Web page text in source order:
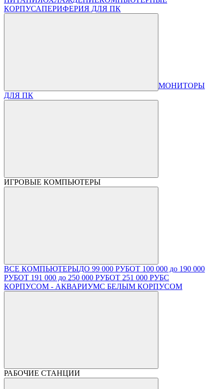
КОРПУСАПЕРИФЕРИЯ ДЛЯ ПК
МОНИТОРЫ
ДЛЯ ПК
ИГРОВЫЕ КОМПЬЮТЕРЫ
ВСЕ КОМПЬЮТЕРЫДО 99 000 РУБОТ 100 000 до 190 000
РУБОТ 191 000 до 250 000 РУБОТ 251 000 РУБС
КОРПУСОМ - АКВАРИУМС БЕЛЫМ КОРПУСОМ
РАБОЧИЕ СТАНЦИИ